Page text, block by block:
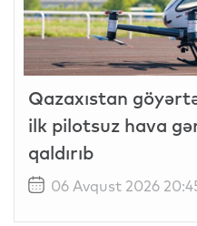
Qazaxıstan
ilk pilotsuz hava
qaldırıb
06 Avqust 2026